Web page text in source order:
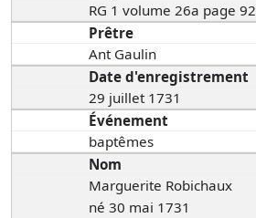
RG 1 volume 26a page 92
Prêtre
Ant Gaulin
Date d'enregistrement
29 juillet 1731
Événement
baptêmes
Nom
Marguerite Robichaux
né 30 mai 1731